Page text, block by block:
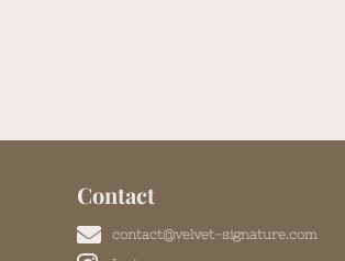
Contact
contact@velvet-signature.com